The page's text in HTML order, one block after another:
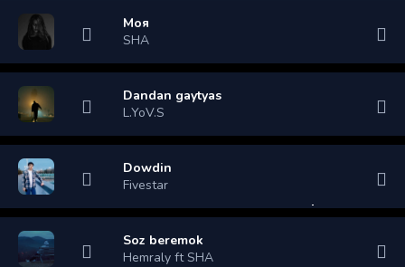
Моя
SHA
Dandan gaytyas
L.YoV.S
Dowdin
Fivestar
Soz beremok
Hemraly ft SHA